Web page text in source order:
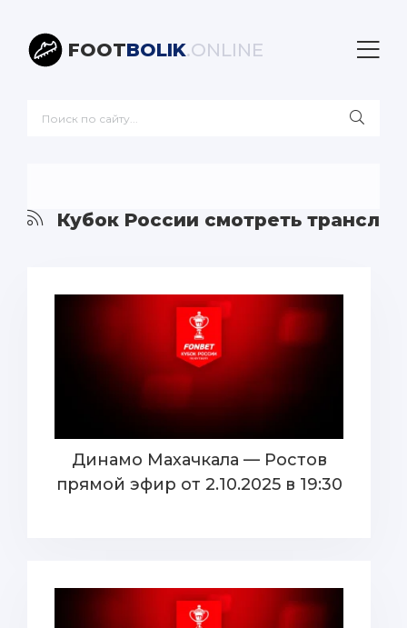
FOOTBOLIK.ONLINE
Кубок России смотреть
Динамо Махачкала — Ростов
прямой эфир от 2.10.2025 в 19:30